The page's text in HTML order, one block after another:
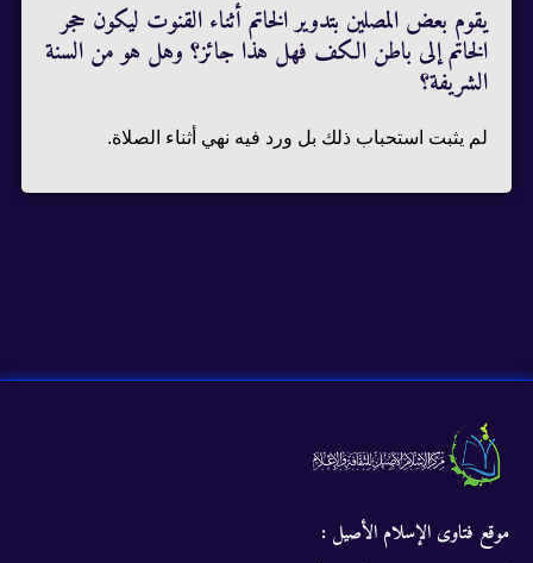
يقوم بعض المصلين بتدوير الخاتم أثناء القنوت ليكون حجر
الخاتم إلى باطن الكف فهل هذا جائز؟ وهل هو من السنة
الشريفة؟
لم يثبت استحباب ذلك بل ورد فيه نهي أثناء الصلاة.
موقع فتاوى الإسلام الأصيل :